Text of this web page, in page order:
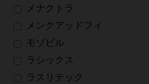
メナクトラ
メンクアッドフィ
モゾビル
ラシックス
ラスリテック